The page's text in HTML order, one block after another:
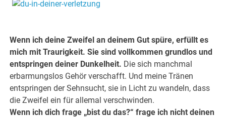
Wenn ich deine Zweifel an deinem Gut spüre, erfüllt es
mich mit Traurigkeit. Sie sind vollkommen grundlos und
entspringen deiner Dunkelheit. Die sich manchmal
erbarmungslos Gehör verschafft. Und meine Tränen
entspringen der Sehnsucht, sie in Licht zu wandeln, dass
die Zweifel ein für allemal verschwinden.
Wenn ich dich frage „bist du das?“ frage ich nicht deinen